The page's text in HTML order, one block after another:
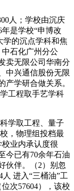
人；学校由沉庆
是学校“申博改
学的沉点学科和焦
石化广州分公
卖无限公司华南分
中兴通信股份无限
产学研合做关系。
工程取手艺学科
学取工程、量子
，物理组投档最
校业内承认度很
今已有70余年石油
伙伴。（2）别忽
人 进入“三桶油”工
次57604），该校